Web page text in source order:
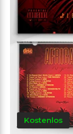
Kostenlos